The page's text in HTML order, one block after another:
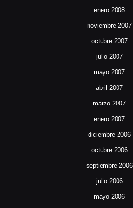
enero 2008
noviembre 2007
octubre 2007
julio 2007
mayo 2007
abril 2007
marzo 2007
enero 2007
diciembre 2006
octubre 2006
septiembre 2006
julio 2006
mayo 2006